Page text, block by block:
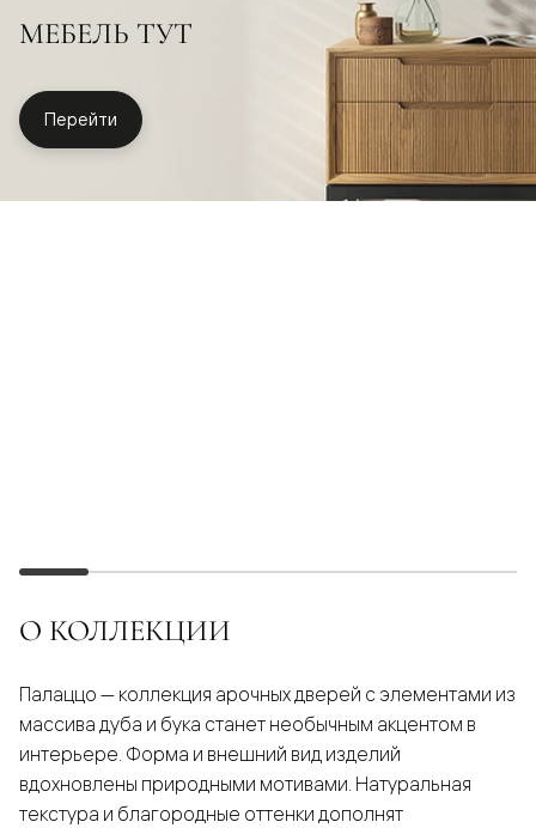
МЕБЕЛЬ ТУТ
Перейти
О КОЛЛЕКЦИИ
Палаццо — коллекция арочных дверей с элементами из
массива дуба и бука станет необычным акцентом в
интерьере. Форма и внешний вид изделий
вдохновлены природными мотивами. Натуральная
текстура и благородные оттенки дополнят